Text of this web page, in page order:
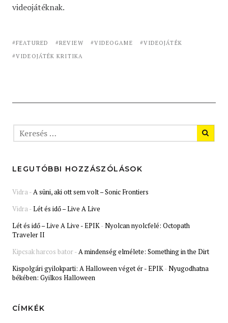
videojátéknak.
FEATURED REVIEW VIDEOGAME
VIDEOJÁTÉK
VIDEOJÁTÉK KRITIKA
LEGUTÓBBI HOZZÁSZÓLÁSOK
Vidra-A süni, aki ott sem volt – Sonic Frontiers
Vidra-Lét és idő – Live A Live
Lét és idő – Live A Live - EPIK-Nyolcan nyolcfelé: Octopath
Traveler II
Kipcsak harcos bator-A mindenség elmélete: Something in the Dirt
Kispolgári gyilokparti: A Halloween véget ér - EPIK-Nyugodhatna
békében: Gyilkos Halloween
CÍMKÉK